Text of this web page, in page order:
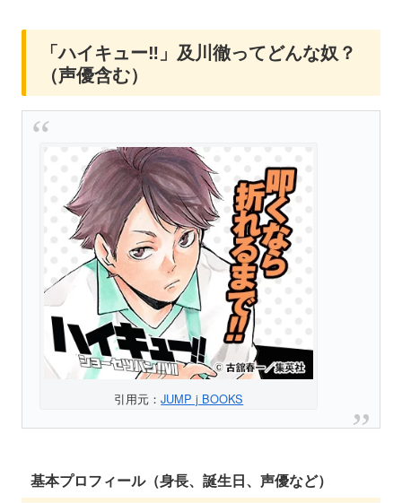
「ハイキュー‼」及川徹ってどんな奴？
（声優含む）
引用元：JUMP j BOOKS
基本プロフィール（身長、誕生日、声優など）